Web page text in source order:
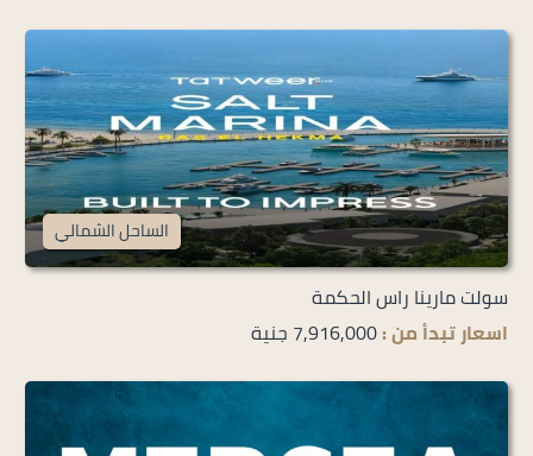
الساحل الشمالي
سولت مارينا راس الحكمة
اسعار تبدأ من :7,916,000 جنية